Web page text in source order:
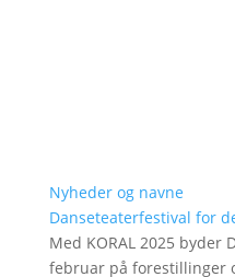
Nyheder og navne
Danseteaterfestival for
Med KORAL 2025 byder
februar på forestillinger